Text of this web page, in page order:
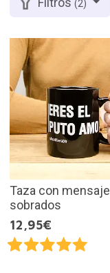
(2)
Taza con
sobrados
12,95€